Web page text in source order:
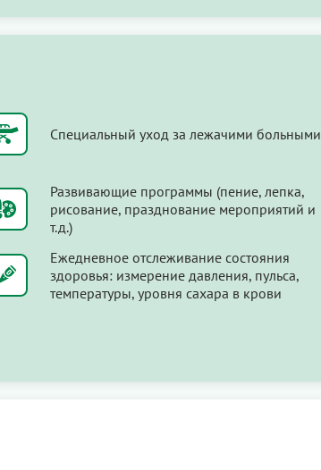
Специальный уход за лежачими больными
Развивающие программы (пение, лепка,
рисование, празднование мероприятий и
т.д.)
Ежедневное отслеживание состояния
здоровья: измерение давления, пульса,
температуры, уровня сахара в крови